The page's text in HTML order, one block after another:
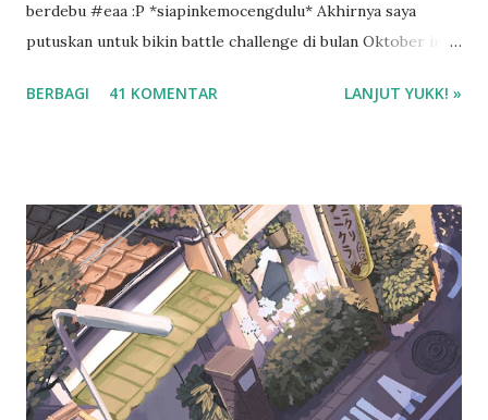
berdebu #eaa :P *siapinkemocengdulu* Akhirnya saya
putuskan untuk bikin battle challenge di bulan Oktober ini
temen diskusi tentang buku, saya jadi lebih semangat buat
BERBAGI 41 KOMENTAR LANJUT YUKK! »